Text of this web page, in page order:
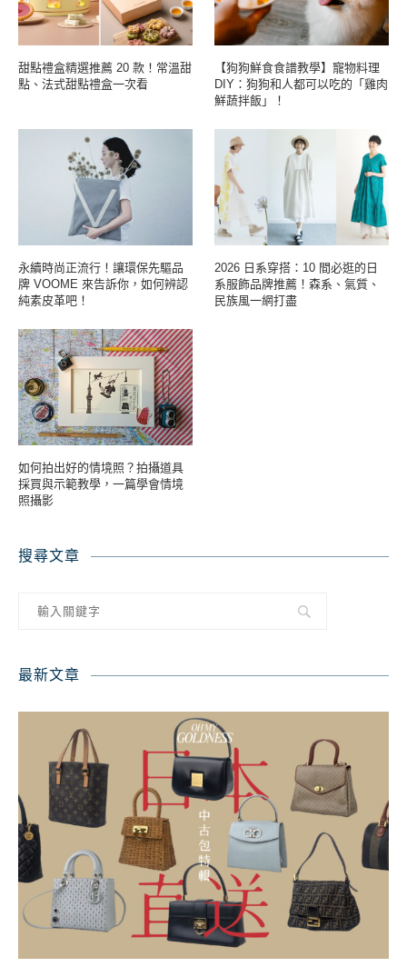
甜點禮盒精選推薦 20 款！常溫甜
點、法式甜點禮盒一次看
【狗狗鮮食食譜教學】寵物料理
DIY：狗狗和人都可以吃的「雞肉
鮮蔬拌飯」！
永續時尚正流行！讓環保先驅品
牌 VOOME 來告訴你，如何辨認
純素皮革吧！
2026 日系穿搭：10 間必逛的日
系服飾品牌推薦！森系、氣質、
民族風一網打盡
如何拍出好的情境照？拍攝道具
採買與示範教學，一篇學會情境
照攝影
搜尋文章
最新文章